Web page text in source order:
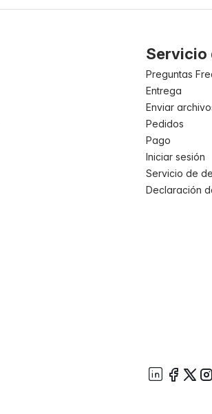
Servicio
Preguntas
Entrega
Enviar
Pedidos
Pago
Iniciar sesión
Servicio de
Declaración